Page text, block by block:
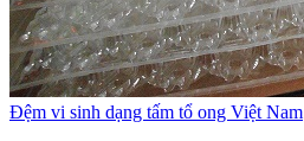
Đệm vi sinh dạng tấm tổ ong Việt Nam